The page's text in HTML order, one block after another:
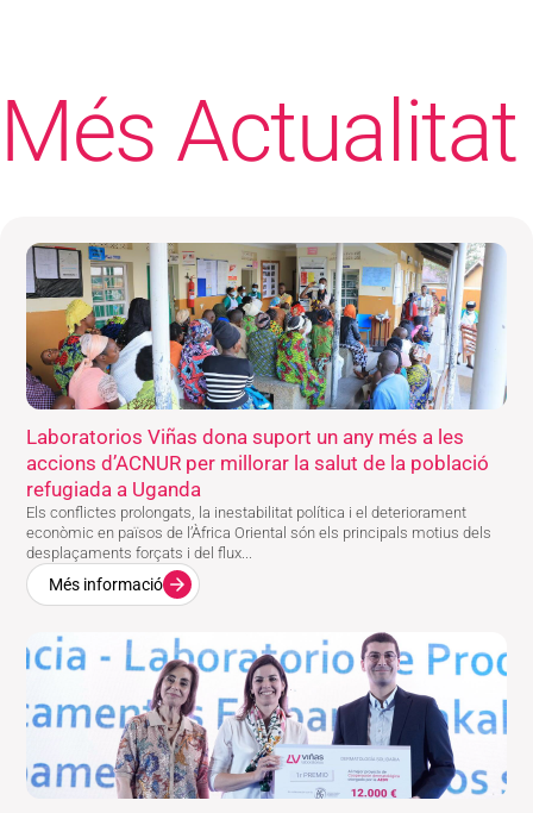
Més Actualitat
Laboratorios Viñas dona suport un any més a les
accions d’ACNUR per millorar la salut de la població
refugiada a Uganda
Els conflictes prolongats, la inestabilitat política i el deteriorament
econòmic en països de l’Àfrica Oriental són els principals motius dels
desplaçaments forçats i del flux...
Més informació